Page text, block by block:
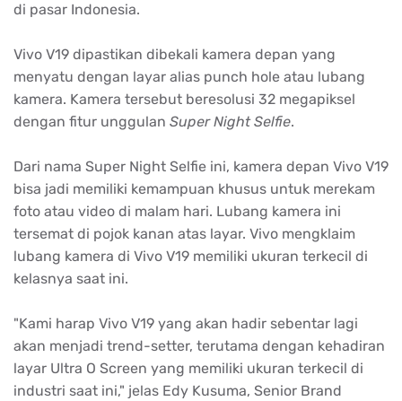
di pasar Indonesia.
Vivo V19 dipastikan dibekali kamera depan yang
menyatu dengan layar alias punch hole atau lubang
kamera. Kamera tersebut beresolusi 32 megapiksel
dengan fitur unggulan Super Night Selfie.
Dari nama Super Night Selfie ini, kamera depan Vivo V19
bisa jadi memiliki kemampuan khusus untuk merekam
foto atau video di malam hari. Lubang kamera ini
tersemat di pojok kanan atas layar. Vivo mengklaim
lubang kamera di Vivo V19 memiliki ukuran terkecil di
kelasnya saat ini.
"Kami harap Vivo V19 yang akan hadir sebentar lagi
akan menjadi trend-setter, terutama dengan kehadiran
layar Ultra O Screen yang memiliki ukuran terkecil di
industri saat ini," jelas Edy Kusuma, Senior Brand